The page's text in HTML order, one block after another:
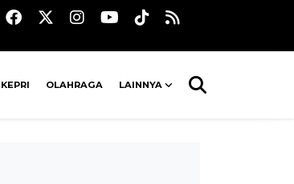
OLAHRAGA LAINNYA